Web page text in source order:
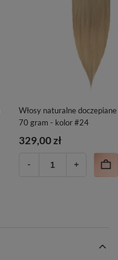
Włosy naturalne
70 gram - kolor #24
329,00 zł